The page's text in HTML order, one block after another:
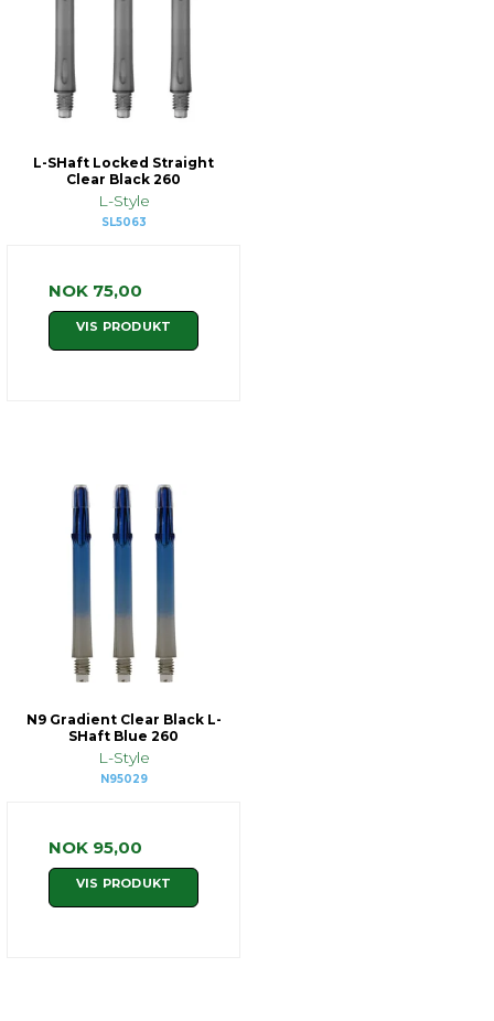
L-SHaft Locked Straight
Clear Black 260
L-Style
SL5063
NOK 75,00
VIS PRODUKT
N9 Gradient Clear Black L-
SHaft Blue 260
L-Style
N95029
NOK 95,00
VIS PRODUKT